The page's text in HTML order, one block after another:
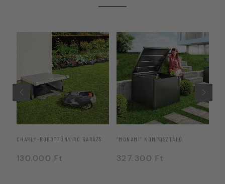
CHARLY-ROBOTFŰNYÍRÓ GARÁZS
130.000 Ft
“MONAMI” KOMPOSZTÁLÓ
327.300 Ft